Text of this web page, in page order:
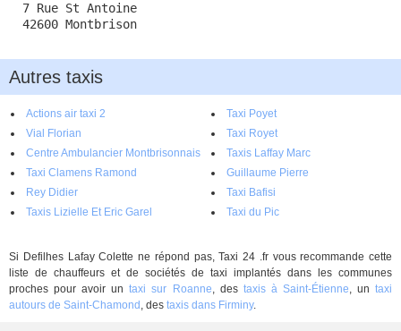
7 Rue St Antoine
42600 Montbrison
Autres taxis
Actions air taxi 2
Taxi Poyet
Vial Florian
Taxi Royet
Centre Ambulancier Montbrisonnais
Taxis Laffay Marc
Taxi Clamens Ramond
Guillaume Pierre
Rey Didier
Taxi Bafisi
Taxis Lizielle Et Eric Garel
Taxi du Pic
Si Defilhes Lafay Colette ne répond pas, Taxi 24 .fr vous recommande cette
liste de chauffeurs et de sociétés de taxi implantés dans les communes
proches pour avoir untaxi sur Roanne, des taxis à Saint-Étienne, untaxi
autours de Saint-Chamond , des taxis dans Firminy.